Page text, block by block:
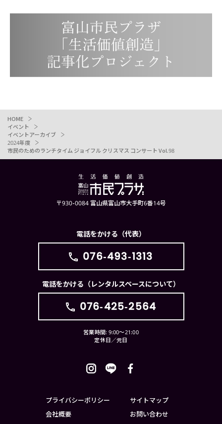
HOME
イベント
イベントアーカイブ
2024年度
市民のためのランチタイム ジョイフル クリスマス コンサート Vol.98
〒930-0084 富山県富山市大手町6番14号
電話をかける（代表）
076-493-1313
電話をかける（レンタルスペースについて）
076-425-2564
営業時間: 9:00〜21:00
定休日／元日
プライバシーポリシー
サイトマップ
会社概要
お問い合わせ